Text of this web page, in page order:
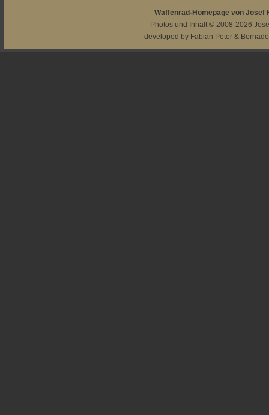
Waffenrad-Homepage von Josef
Photos und Inhalt © 2008-2026
developed by Fabian Peter &